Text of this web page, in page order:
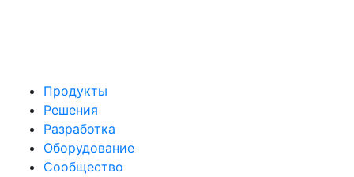
Продукты
Решения
Разработка
Оборудование
Сообщество